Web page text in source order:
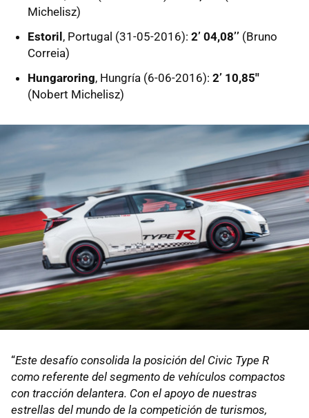
Michelisz)
Estoril, Portugal (31-05-2016): 2’ 04,08’’ (Bruno
Correia)
Hungaroring, Hungría (6-06-2016): 2’ 10,85''
(Nobert Michelisz)
“Este desafío consolida la posición del Civic Type R
como referente del segmento de vehículos compactos
con tracción delantera. Con el apoyo de nuestras
estrellas del mundo de la competición de turismos,